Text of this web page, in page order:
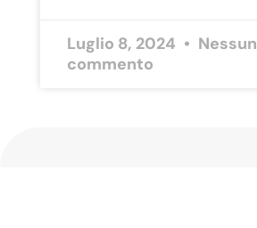
Luglio 8, 2024
Nessun
commento